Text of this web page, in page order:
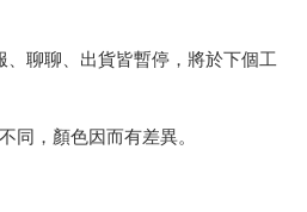
聊聊、出貨皆暫停，將於下個工
同，顏色因而有差異。